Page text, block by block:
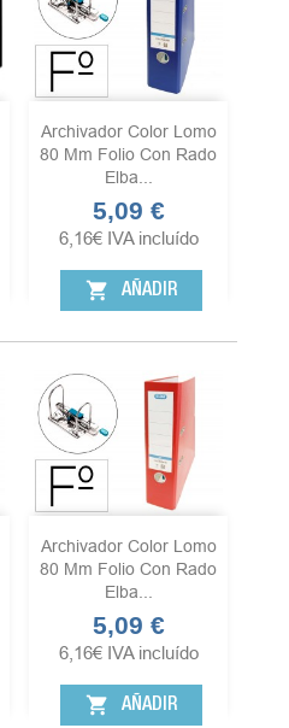
Archivador Color Lomo
80 Mm Folio Con Rado
Elba...
Precio
5,09 €
6,16€ IVA incluído
shopping_cart AÑADIR
Archivador Color Lomo
80 Mm Folio Con Rado
Elba...
Precio
5,09 €
6,16€ IVA incluído
shopping_cart AÑADIR